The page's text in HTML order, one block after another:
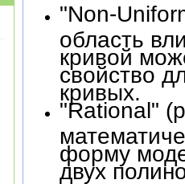
"Non-
область
кривой
свойство
кривых.
"Rational"
форму
двух